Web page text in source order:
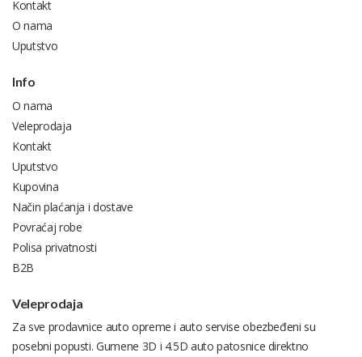
Kontakt
O nama
Uputstvo
Info
O nama
Veleprodaja
Kontakt
Uputstvo
Kupovina
Način plaćanja i dostave
Povraćaj robe
Polisa privatnosti
B2B
Veleprodaja
Za sve prodavnice auto opreme i auto servise obezbeđeni su
posebni popusti. Gumene 3D i 4.5D auto patosnice direktno